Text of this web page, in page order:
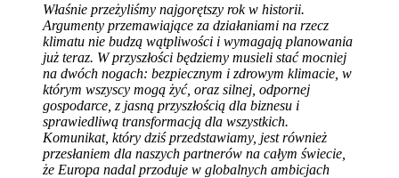
Właśnie przeżyliśmy najgorętszy rok w historii.
Argumenty przemawiające za działaniami na rzecz
klimatu nie budzą wątpliwości i wymagają planowania
już teraz. W przyszłości będziemy musieli stać mocniej
na dwóch nogach: bezpiecznym i zdrowym klimacie, w
którym wszyscy mogą żyć, oraz silnej, odpornej
gospodarce, z jasną przyszłością dla biznesu i
sprawiedliwą transformacją dla wszystkich.
Komunikat, który dziś przedstawiamy, jest również
przesłaniem dla naszych partnerów na całym świecie,
że Europa nadal przoduje w globalnych ambicjach